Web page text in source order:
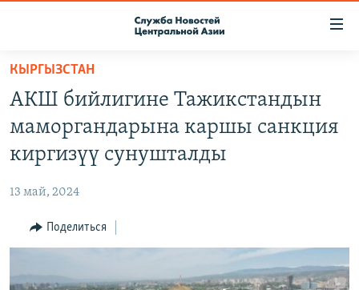
Вернуться
основному
содержанию
главной
Вернутся
О ПРОЕКТЕ
КОНТАКТЫ
НАСТОЯЩЕЕ ВРЕМЯ
МИГРАНТ МЕДИА
КЫРГЫЗСТАН
АКШ бийлигине Тажикстандын
маморгандарына каршы санкция
киргизүү сунушталды
13 май, 2024
Поделиться